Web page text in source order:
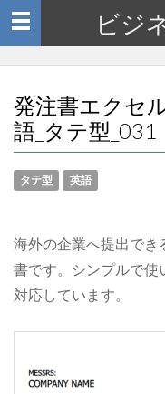
Toggle
navigation
ビジ
発注書エクセ
語_タテ型_031
タテ型 英語
海外の企業へ提出で
書です。シンプルで使
対応しています。